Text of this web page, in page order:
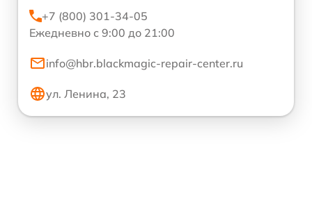
+7 (800) 301-34-05
Ежедневно с 9:00 до 21:00
info@hbr.blackmagic-repair-center.ru
ул. Ленина, 23